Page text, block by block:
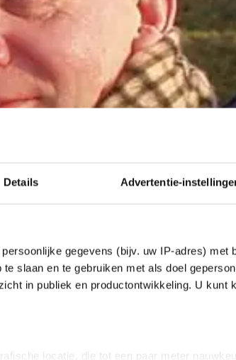
Details Advertentie-
gegevens (bijv. uw IP-adres) met
slaan en te gebruiken met als doel
in publiek en productontwikkeling. U kunt
locatie, die tot een paar meter